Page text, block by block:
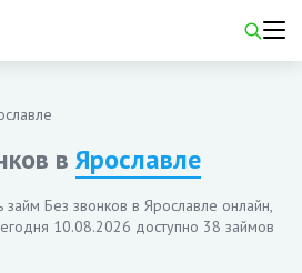
в Ярославле
Без звонков в Ярославле онлайн,
10.08.2026 доступно 38 займов